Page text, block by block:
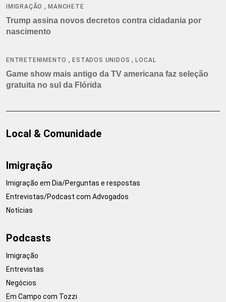
IMIGRAÇÃO ,MANCHETE
Trump assina novos decretos contra cidadania por
nascimento
ENTRETENIMENTO ,ESTADOS UNIDOS ,LOCAL
Game show mais antigo da TV americana faz seleção
gratuita no sul da Flórida
Local & Comunidade
Imigração
Imigração em Dia/Perguntas e respostas
Entrevistas/Podcast com Advogados
Notícias
Podcasts
Imigração
Entrevistas
Negócios
Em Campo com Tozzi